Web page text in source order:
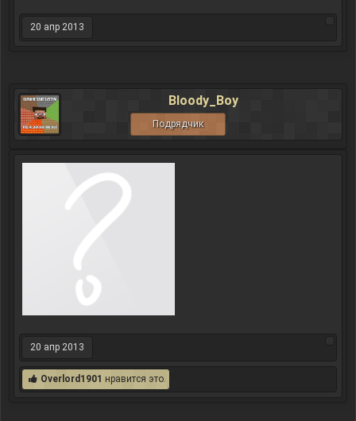
20 апр 2013
Bloody_Boy
Подрядчик
20 апр 2013
Overlord1901 нравится это.